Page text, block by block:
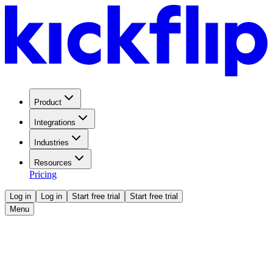
Product
Integrations
Industries
Resources
Pricing
Log in Log in Start free trial
Start free trial
Menu